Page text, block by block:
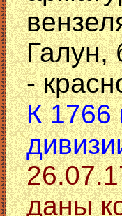
Галун,
-
К 1766
даны